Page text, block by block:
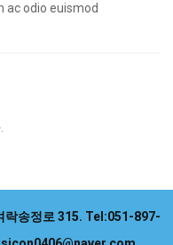
ac odio euismod
락송정로 315. Tel:051-897-